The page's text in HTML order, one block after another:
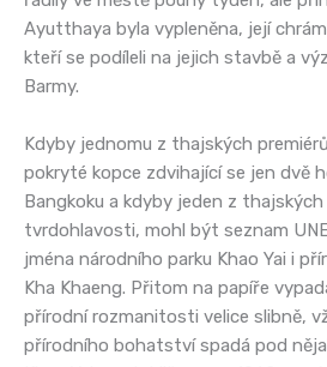
Ayutthaya byla vypleněna, její
kteří se podíleli na jejich stavbě a
Barmy.
Kdyby jednomu z thajských
pokryté kopce zdvihající se jen dvě
Bangkoku a kdyby jeden z
tvrdohlavosti, mohl být seznam
jména národního parku Khao Yai i
Kha Khaeng. Přitom na papíře
přírodní rozmanitosti velice slibně,
přírodního bohatství spadá pod